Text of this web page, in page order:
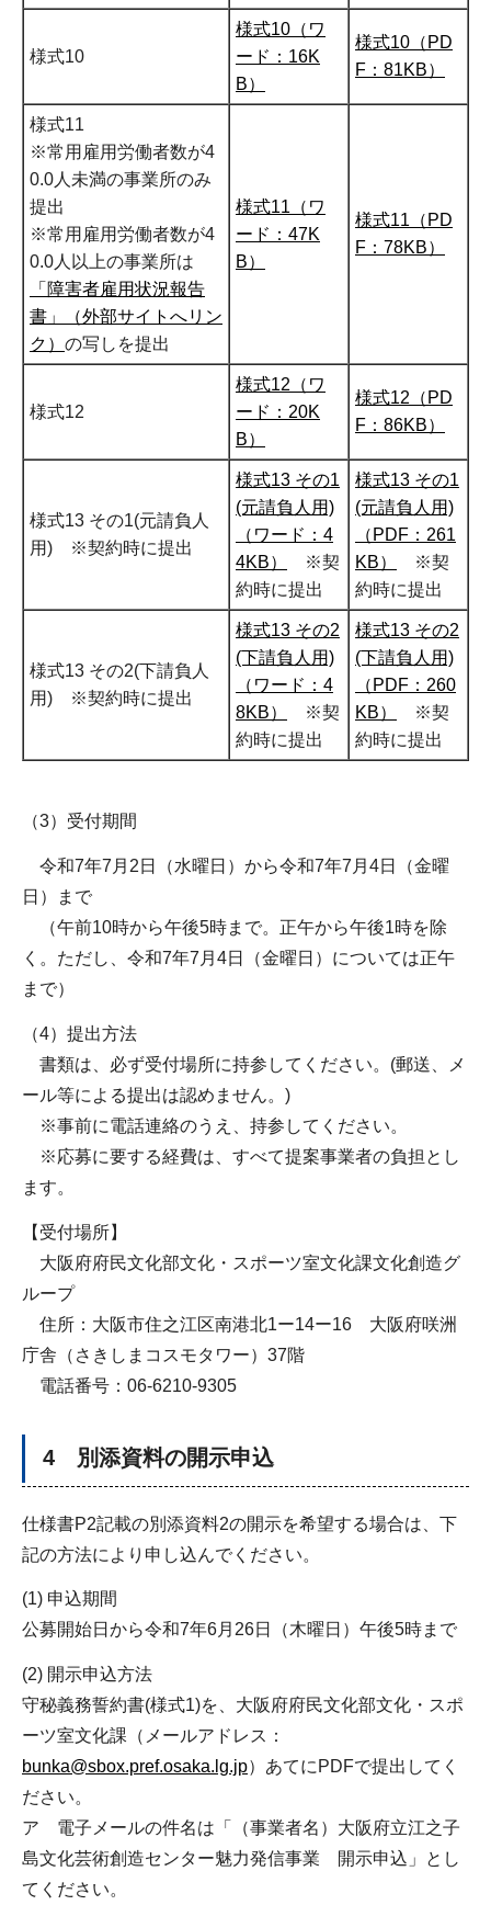
様式10
様式10（ワ
ード：16K
B）
様式10（PD
F：81KB）
様式11
※常用雇用労働者数が4
0.0人未満の事業所のみ
提出
※常用雇用労働者数が4
0.0人以上の事業所は
「障害者雇用状況報告
書」（外部サイトへリン
ク） の写しを提出
様式11（ワ
ード：47K
B）
様式11（PD
F：78KB）
様式12
様式12（ワ
ード：20K
B）
様式12（PD
F：86KB）
様式13 その1(元請負人
用) ※契約時に提出
様式13 その1
(元請負人用)
（ワード：4
4KB）
※契
約時に提出
様式13 その1
(元請負人用)
（PDF：261
KB）
※契
約時に提出
様式13 その2(下請負人
用) ※契約時に提出
様式13 その2
(下請負人用)
（ワード：4
8KB）
※契
約時に提出
様式13 その2
(下請負人用)
（PDF：260
KB）
※契
約時に提出
（3）受付期間
令和7年7月2日（水曜日）から令和7年7月4日（金曜
日）まで
（午前10時から午後5時まで。正午から午後1時を除
く。ただし、令和7年7月4日（金曜日）については正午
まで）
（4）提出方法
書類は、必ず受付場所に持参してください。(郵送、メ
ール等による提出は認めません。)
※事前に電話連絡のうえ、持参してください。
※応募に要する経費は、すべて提案事業者の負担とし
ます。
【受付場所】
大阪府府民文化部文化・スポーツ室文化課文化創造グ
ループ
住所：大阪市住之江区南港北1ー14ー16 大阪府咲洲
庁舎（さきしまコスモタワー）37階
電話番号：06-6210-9305
4 別添資料の開示申込
仕様書P2記載の別添資料2の開示を希望する場合は、下
記の方法により申し込んでください。
(1) 申込期間
公募開始日から令和7年6月26日（木曜日）午後5時まで
(2) 開示申込方法
守秘義務誓約書(様式1)を、大阪府府民文化部文化・スポ
ーツ室文化課（メールアドレス：
bunka@sbox.pref.osaka.lg.jp）あてにPDFで提出してく
ださい。
ア 電子メールの件名は「（事業者名）大阪府立江之子
島文化芸術創造センター魅力発信事業 開示申込」とし
てください。